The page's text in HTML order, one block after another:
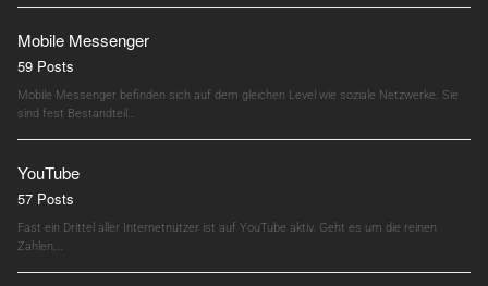
Mobile Messenger
59 Posts
Mobile Messenger befinden sich auf dem gleichen Level wie soziale Netzwerke. Sie
sind fest Bestandteil…
YouTube
57 Posts
Fast ein Drittel aller Internetnutzer ist auf YouTube aktiv. Geht es um die reinen
Zahlen,…